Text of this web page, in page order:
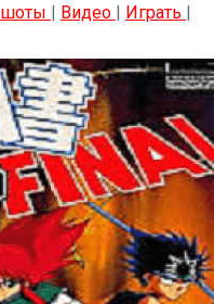
| Видео | Играть |